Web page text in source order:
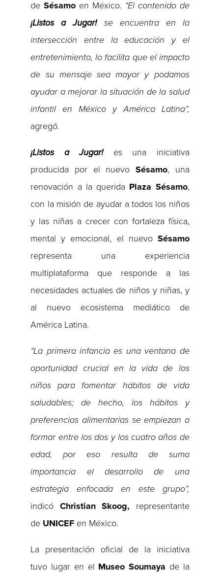
deSésamo en México. “El contenido de
¡Listos a Jugar!se encuentra en la
intersección entre la educación y el
entretenimiento, lo facilita que el impacto
de su mensaje sea mayor y podamos
ayudar a mejorar la situación de la salud
infantil en México y América Latina”,
agregó.
¡Listos a Jugar!es una iniciativa
producida por el nuevo Sésamo, una
renovación a la querida Plaza Sésamo,
con la misión de ayudar a todos los niños
y las niñas a crecer con fortaleza física,
mental y emocional, el nuevo Sésamo
representa una experiencia
multiplataforma que responde a las
necesidades actuales de niños y niñas, y
al nuevo ecosistema mediático de
América Latina.
“La primera infancia es una ventana de
oportunidad crucial en la vida de los
niños para fomentar hábitos de vida
saludables; de hecho, los hábitos y
preferencias alimentarias se empiezan a
formar entre los dos y los cuatro años de
edad, por eso resulta de suma
importancia el desarrollo de una
estrategia enfocada en este grupo”,
indicó Christian Skoog, representante
de UNICEF en México.
La presentación oficial de la iniciativa
tuvo lugar en el Museo Soumaya de la